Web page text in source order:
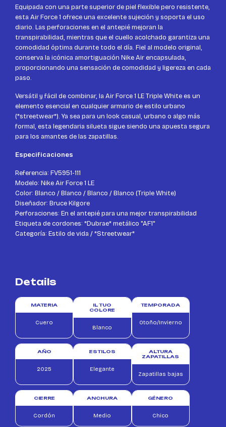
Equipada con una parte superior de piel flexible pero resistente,
esta Air Force 1 ofrece una excelente sujeción y soporta el uso
diario. Las perforaciones en el antepié mejoran la
transpirabilidad, mientras que el cuello acolchado garantiza una
comodidad óptima durante todo el día. Fiel al modelo original,
conserva la icónica amortiguación Nike Air encapsulada,
proporcionando una sensación de comodidad y ligereza en cada
paso.
Versátil y fácil de combinar, la Air Force 1 LE Triple White es un
elemento esencial en cualquier armario de estilo urbano
(*streetwear*). Ya sea para un look casual, urbano o algo más
formal, esta legendaria silueta sigue siendo una apuesta segura
para los amantes de las zapatillas.
Especificaciones
Referencia: FV5951-111
Modelo: Nike Air Force 1 LE
Color: Blanco / Blanco / Blanco / Blanco (Triple White)
Diseñador: Bruce Kilgore
Perforaciones: En el antepié para una mejor transpirabilidad
Etiqueta de cordones: *Dubrae* metálico "AF1"
Categoría: Estilo de vida / *Streetwear*
Details
MATERIA
Cuero
IL TUO
COLORE
Blanco
TEMPORADA
Otoño/Invierno
AÑO
2025
ESTILOS
Elegante
ALTURA
ZAPATILLAS
Zapatillas bajas
CIERRE
Cordón
ANCHURA
Medio
GÉNERO
Chico